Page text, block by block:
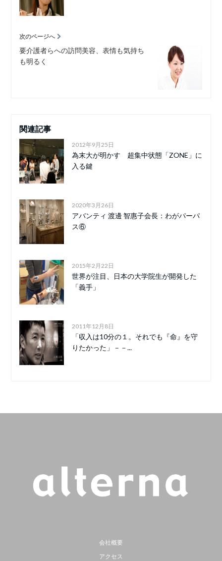
次のページへ
要介護者らへの訪問美容、表情も気持ち
も明るく
関連記事
2012年9月25日
為末大が明かす 超集中状態「ZONE」に
入る鍵
2020年3月26日
アバンティ 渡邊 智惠子会長：わがパーパ
ス⑥
2015年2月22日
世界が注目、日本の大学院生が開発した
「義手」
2011年12月8日
「収入は10分の１。それでも『命』を守
りたかった」－－...
会社概要
アクセス